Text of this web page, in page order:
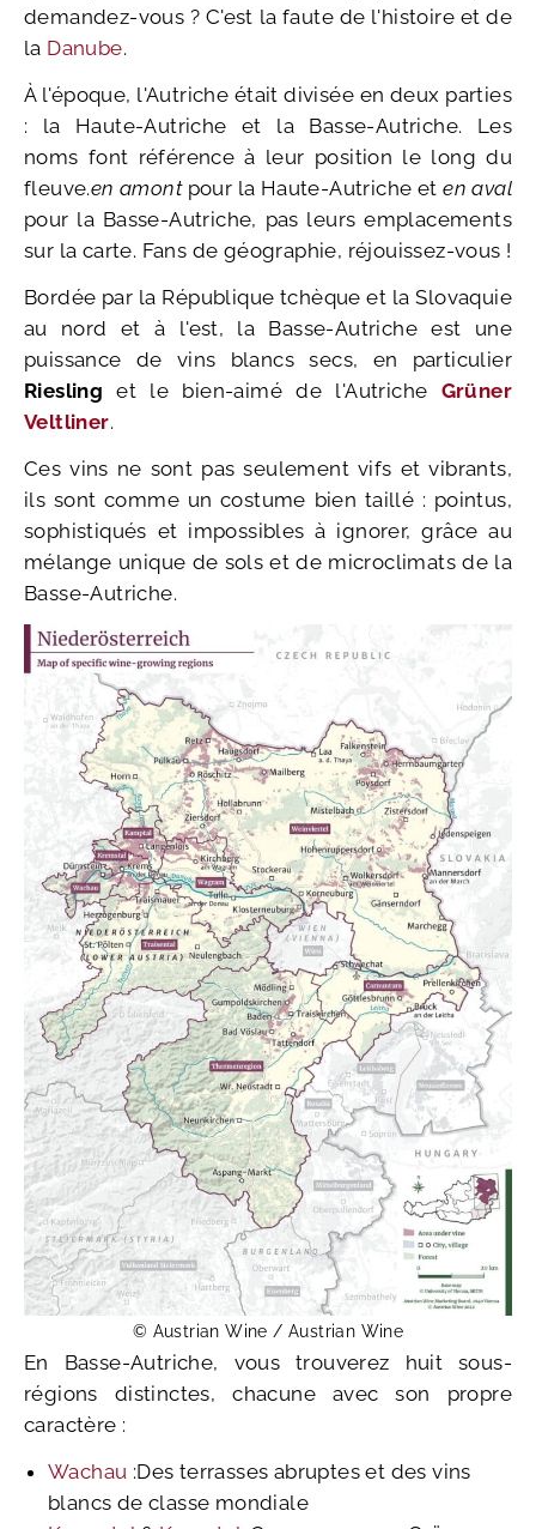
demandez-vous ? C'est la faute de l'histoire et de
la Danube.
À l'époque, l'Autriche était divisée en deux parties
: la Haute-Autriche et la Basse-Autriche. Les
noms font référence à leur position le long du
fleuve.en amontpour la Haute-Autriche eten aval
pour la Basse-Autriche, pas leurs emplacements
sur la carte. Fans de géographie, réjouissez-vous !
Bordée par la République tchèque et la Slovaquie
au nord et à l'est, la Basse-Autriche est une
puissance de vins blancs secs, en particulier
Riesling et le bien-aimé de l'Autriche Grüner
Veltliner.
Ces vins ne sont pas seulement vifs et vibrants,
ils sont comme un costume bien taillé : pointus,
sophistiqués et impossibles à ignorer, grâce au
mélange unique de sols et de microclimats de la
Basse-Autriche.
© Austrian Wine / Austrian Wine
En Basse-Autriche, vous trouverez huit sous-
régions distinctes, chacune avec son propre
caractère :
Wachau :Des terrasses abruptes et des vins
blancs de classe mondiale